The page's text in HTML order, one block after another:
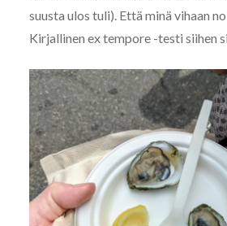
suusta ulos tuli). Että minä vihaan
Kirjallinen ex tempore -testi siihen